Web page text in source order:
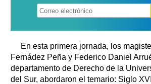
En esta primera jornada, los
Fernádez Peña y Federico Daniel
departamento de Derecho de la
del Sur, abordaron el temario: Siglo